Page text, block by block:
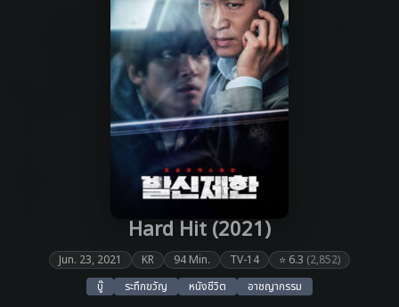
Hard Hit (2021)
Jun. 23, 2021 KR 94 Min. TV-14 ⭐ 6.3 (2,852)
บู๊
ระทึกขวัญ หนังชีวิต อาชญากรรม